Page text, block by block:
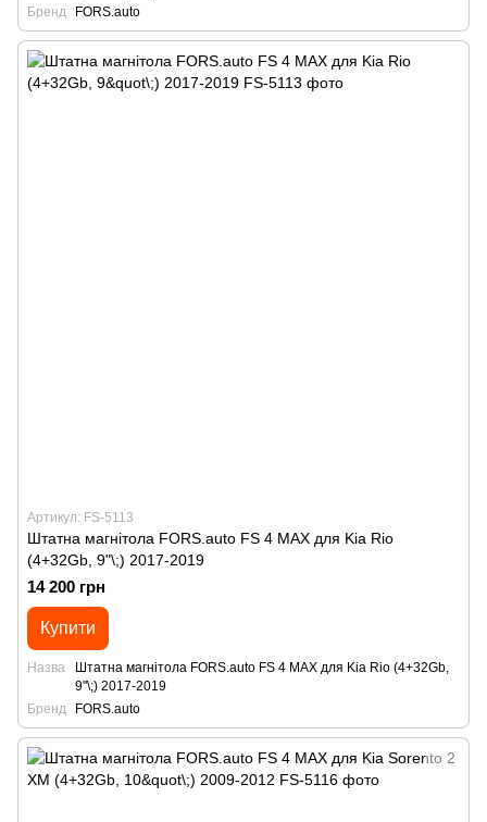
Бренд
FORS.auto
Артикул: FS-5113
Штатна магнітола FORS.auto FS 4 MAX для Kia Rio
(4+32Gb, 9"\;) 2017-2019
14 200 грн
Купити
Назва
Штатна магнітола FORS.auto FS 4 MAX для Kia Rio (4+32Gb,
9"\;) 2017-2019
Бренд
FORS.auto